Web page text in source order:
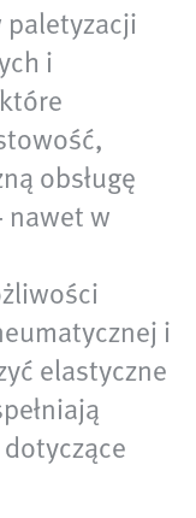
paletyzacji
i
obsługę
nawet w
i
elastyczne